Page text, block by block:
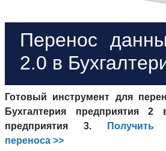
Перенос
2.0 в
Готовый инструмент для
Бухгалтерия предприятия 2
предприятия 3.
Получить
переноса >>